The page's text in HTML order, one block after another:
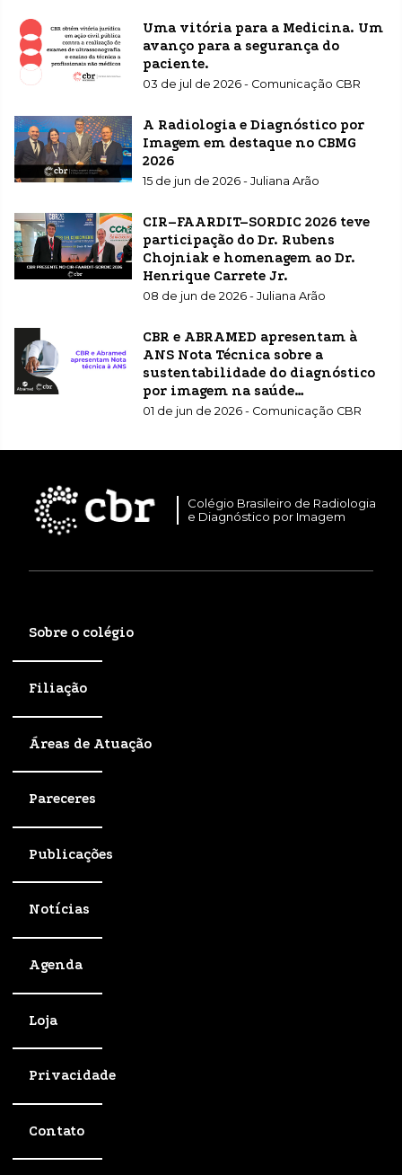
Uma vitória para a Medicina. Um
avanço para a segurança do
paciente.
03 de jul de 2026 - Comunicação CBR
A Radiologia e Diagnóstico por
Imagem em destaque no CBMG
2026
15 de jun de 2026 - Juliana Arão
CIR–FAARDIT–SORDIC 2026 teve
participação do Dr. Rubens
Chojniak e homenagem ao Dr.
Henrique Carrete Jr.
08 de jun de 2026 - Juliana Arão
CBR e ABRAMED apresentam à
ANS Nota Técnica sobre a
sustentabilidade do diagnóstico
por imagem na saúde
suplementar
01 de jun de 2026 - Comunicação CBR
Colégio Brasileiro de Radiologia
e Diagnóstico por Imagem
Sobre o colégio
Filiação
Áreas de Atuação
Pareceres
Publicações
Notícias
Agenda
Loja
Privacidade
Contato